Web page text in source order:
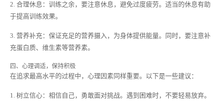
2. 合理休息：训练之余，要注意休息，避免过度疲劳。适当的休息有助
于提高训练效果。
3. 营养补充：保证充足的营养摄入，为身体提供能量。同时，要注意补
充蛋白质、维生素等营养素。
四、心理调适，保持积极
在追求最高水平的过程中，心理因素同样重要。以下是一些建议：
1. 树立信心：相信自己，勇敢面对挑战。遇到困难时，不要轻易放弃。